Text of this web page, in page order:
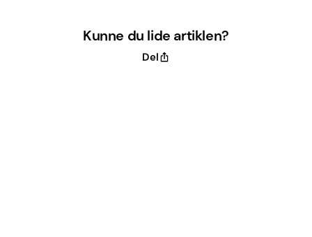
Kunne du lide artiklen?
Del